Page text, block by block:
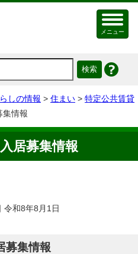
メニュー
しの情報 > 住まい > 特定公共賃貸
集情報
居募集情報
和8年8月1日
募集情報